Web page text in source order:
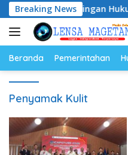
Langsung
ke
konten
Breaking News
Pendampingan Hukum
Beranda Pemerintahan
Penyamak Kulit